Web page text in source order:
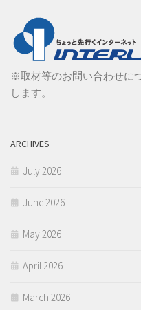
※取材等のお問い合わせに
します。
ARCHIVES
July 2026
June 2026
May 2026
April 2026
March 2026